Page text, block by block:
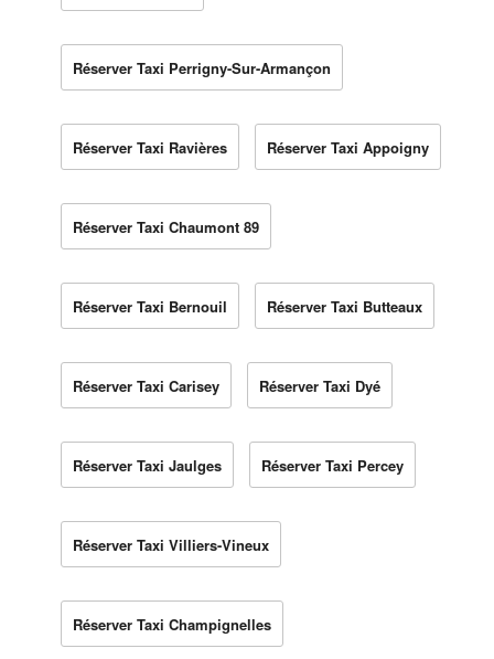
Réserver Taxi Perrigny-Sur-Armançon
Réserver Taxi Ravières Réserver Taxi Appoigny
Réserver Taxi Chaumont 89
Réserver Taxi Bernouil Réserver Taxi Butteaux
Réserver Taxi Carisey Réserver Taxi Dyé
Réserver Taxi Jaulges Réserver Taxi Percey
Réserver Taxi Villiers-Vineux
Réserver Taxi Champignelles